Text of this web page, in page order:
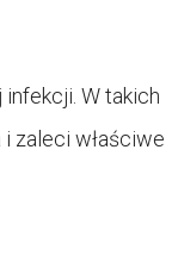
W takich
zaleci właściwe